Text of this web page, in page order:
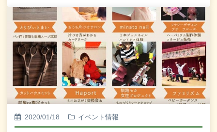
2020/01/18 イベント情報